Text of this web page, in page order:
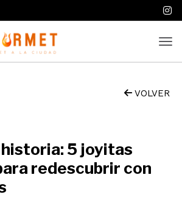
VOLVER
5 joyitas
redescubrir con